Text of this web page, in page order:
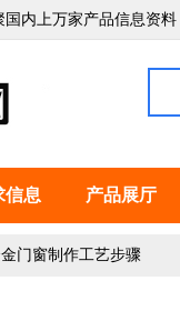
国内上万家产品信息资料
信息 产品展厅
门窗制作工艺步骤